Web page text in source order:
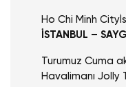
Ho Chi Minh City
İSTANBUL –
Turumuz Cuma
Havalimanı Jolly